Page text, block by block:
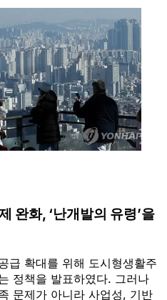
완화, ‘난개발의 유령’을
급 확대를 위해 도시형생활주
정책을 발표하였다. 그러나
문제가 아니라 사업성, 기반